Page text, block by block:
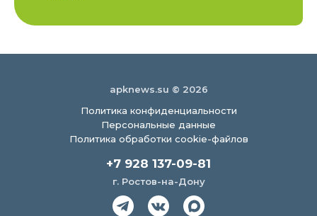
apknews.su © 2026
Политика конфиденциальности
Персональные данные
Политика обработки cookie-файлов
+7 928 137-09-81
г. Ростов-на-Дону